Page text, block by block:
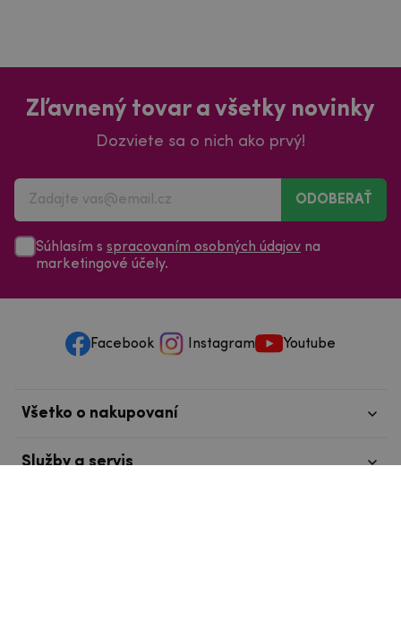
Zľavnený tovar a všetky novinky
Dozviete sa o nich ako prvý!
ODOBERAŤ
Súhlasím s spracovaním osobných údajov na
marketingové účely.
Facebook Instagram Youtube
Všetko o nakupovaní
Služby a servis